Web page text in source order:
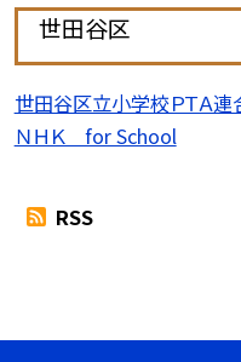
世田谷区
世田谷区立小学校ＰＴＡ
ＮＨＫ for School
RSS